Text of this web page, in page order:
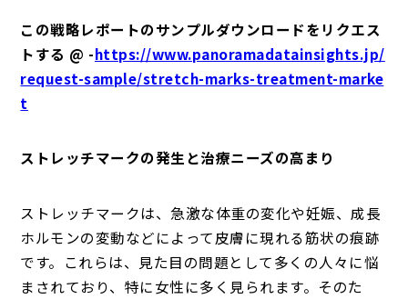
この戦略レポートのサンプルダウンロードをリクエス
トする @ -https://www.panoramadatainsights.jp/
request-sample/stretch-marks-treatment-marke
t
ストレッチマークの発生と治療ニーズの高まり
ストレッチマークは、急激な体重の変化や妊娠、成長
ホルモンの変動などによって皮膚に現れる筋状の痕跡
です。これらは、見た目の問題として多くの人々に悩
まされており、特に女性に多く見られます。そのた